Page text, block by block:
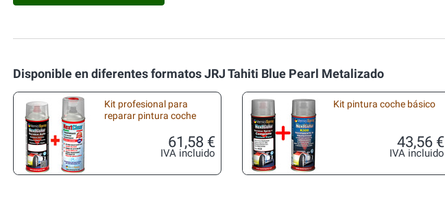
Disponible en diferentes formatos JRJ Tahiti Blue Pearl Metalizado
Kit profesional para
reparar pintura coche
61,58 €
IVA incluido
Kit pintura coche básico
43,56 €
IVA incluido